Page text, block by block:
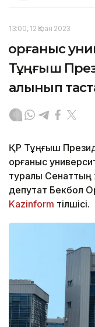
13:00, 12 Қазан 2023
Қорғаныс
Тұңғыш
алынып
ҚР Тұңғыш
қорғаныс
туралы Сенаттың
депутат Бекбол
Kazinform тілшісі.